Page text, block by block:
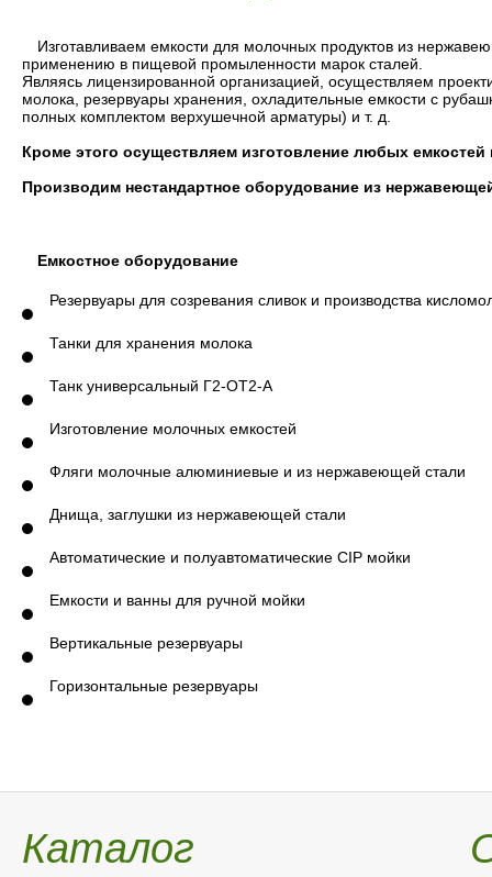
Изготавливаем емкости для молочных продуктов из
применению в пищевой промыленности марок сталей.
Являясь лицензированной организацией, осуществляем
молока, резервуары хранения, охладительные емкости с
полных комплектом верхушечной арматуры) и т. д.
Кроме этого осуществляем изготовление любых емкостей
Производим нестандартное оборудование из
Емкостное оборудование
Резервуары для созревания сливок и производства
Танки для хранения молока
Танк универсальный Г2-ОТ2-А
Изготовление молочных емкостей
Фляги молочные алюминиевые и из нержавеющей стали
Днища, заглушки из нержавеющей стали
Автоматические и полуавтоматические CIP мойки
Емкости и ванны для ручной мойки
Вертикальные резервуары
Горизонтальные резервуары
Каталог